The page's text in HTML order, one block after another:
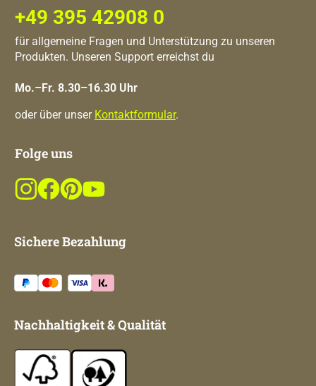
+49 395 42908 0
für allgemeine Fragen und Unterstützung zu unseren
Produkten. Unseren Support erreichst du
Mo.–Fr. 8.30–16.30 Uhr
oder über unser Kontaktformular.
Folge uns
Sichere Bezahlung
Nachhaltigkeit & Qualität